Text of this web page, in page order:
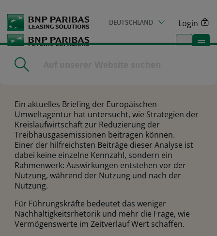
to
main
content
DEUTSCHLAND Login
Home
Lifecycle Thinking Kosten, Leistung und Emissionen beeinflusst
Ein aktuelles Briefing der Europäischen
Umweltagentur hat untersucht, wie Strategien der
Kreislaufwirtschaft zur Reduzierung der
Treibhausgasemissionen beitragen können.
Einer der hilfreichsten Beiträge dieser Analyse ist
dabei keine einzelne Kennzahl, sondern ein
Rahmenwerk: Auswirkungen entstehen vor der
Nutzung, während der Nutzung und nach der
Nutzung.
Für Führungskräfte bedeutet das weniger
Nachhaltigkeitsrhetorik und mehr die Frage, wie
Vermögenswerte im Zeitverlauf Wert schaffen.